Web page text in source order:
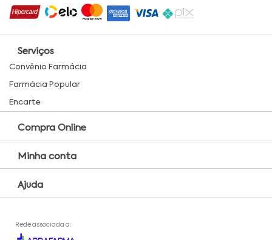
Serviços
Convênio Farmácia
Farmácia Popular
Encarte
Compra Online
Minha conta
Ajuda
Rede associada a: